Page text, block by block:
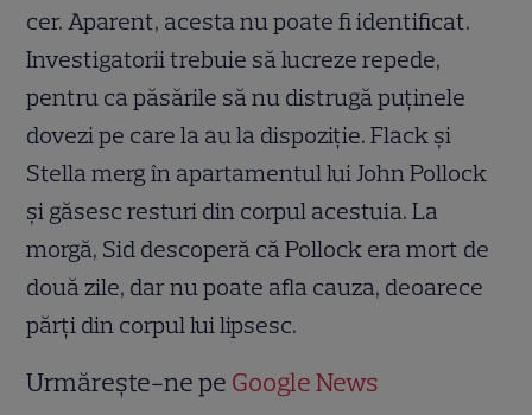
cer. Aparent, acesta nu poate fi identificat.
Investigatorii trebuie să lucreze repede,
pentru ca păsările să nu distrugă puţinele
dovezi pe care la au la dispoziţie. Flack şi
Stella merg în apartamentul lui John Pollock
şi găsesc resturi din corpul acestuia. La
morgă, Sid descoperă că Pollock era mort de
două zile, dar nu poate afla cauza, deoarece
părţi din corpul lui lipsesc.
Urmărește-ne pe Google News